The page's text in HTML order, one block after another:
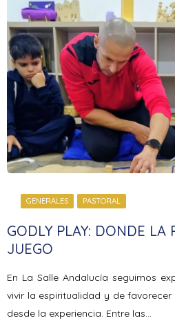
GENERALES PASTORAL
GODLY PLAY: DONDE LA
JUEGO
En La Salle Andalucía seguimos
vivir la espiritualidad y de
desde la experiencia. Entre las…